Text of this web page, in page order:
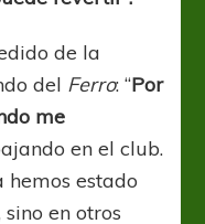
de la
del Ferro: “Por
me
en el club.
hemos estado
en otros